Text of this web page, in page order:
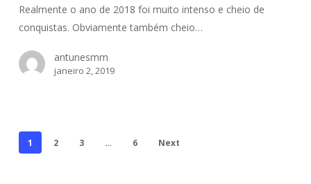
Realmente o ano de 2018 foi muito intenso e cheio de
conquistas. Obviamente também cheio…
antunesmm
janeiro 2, 2019
1 2 3 … 6 Next